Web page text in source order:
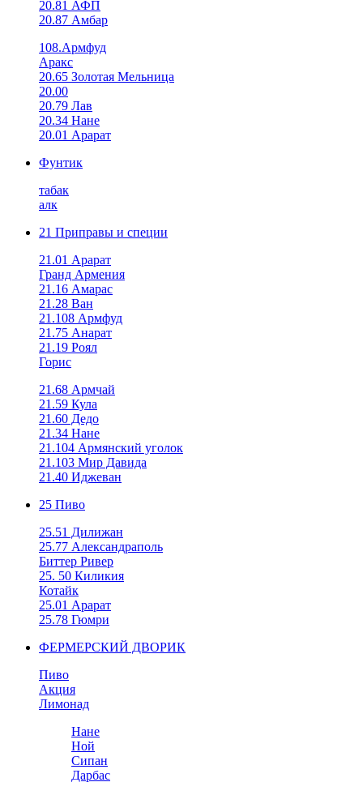
20.81 АФП
20.87 Амбар
108.Армфуд
Аракс
20.65 Золотая Мельница
20.00
20.79 Лав
20.34 Нане
20.01 Арарат
Фунтик
табак
алк
21 Приправы и специи
21.01 Арарат
Гранд Армения
21.16 Амарас
21.28 Ван
21.108 Армфуд
21.75 Анарат
21.19 Роял
Горис
21.68 Армчай
21.59 Кула
21.60 Дедо
21.34 Нане
21.104 Армянский уголок
21.103 Мир Давида
21.40 Иджеван
25 Пиво
25.51 Дилижан
25.77 Александраполь
Биттер Ривер
25. 50 Киликия
Котайк
25.01 Арарат
25.78 Гюмри
ФЕРМЕРСКИЙ ДВОРИК
Пиво
Акция
Лимонад
Нане
Ной
Сипан
Дарбас